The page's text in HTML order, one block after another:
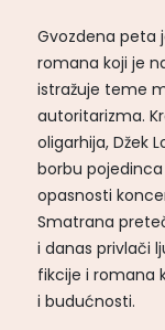
Gvozdena peta
romana koji je
istražuje teme
autoritarizma.
oligarhija, Džek
borbu
opasnosti
Smatrana
i danas privlači
fikcije i romana
i budućnosti.